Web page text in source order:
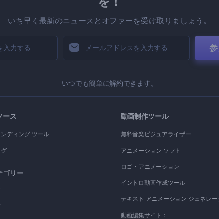
いち早く最新のニュースとオファーを受け取りましょう。
いつでも簡単に解約できます。
ース
ディング ツール
ゴリー
動画制作ツール
無料音楽ビジュアライザー
アニメーション ソフト
ロゴ・アニメーション
イントロ動画作成ツール
テキスト アニメーション ジェネレー
動画編集サイト：